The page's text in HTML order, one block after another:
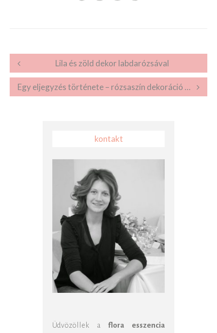
Post navigation
Lila és zöld dekor labdarózsával
Egy eljegyzés története – rózsaszín dekoráció pünkösdi rózsából
kontakt
Üdvözöllek aflora esszencia